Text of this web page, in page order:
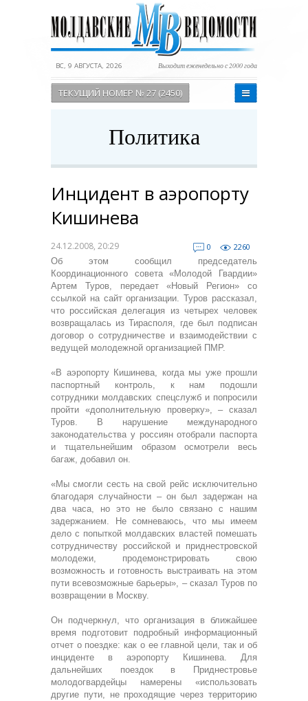
ВС, 9 АВГУСТА, 2026 Выходит еженедельно с 2000 года
ТЕКУЩИЙ НОМЕР № 27 (2450)
Политика
Инцидент в аэропорту
Кишинева
24.12.2008, 20:29 0
2260
Об этом сообщил председатель
Координационного совета «Молодой Гвардии»
Артем Туров, передает «Новый Регион» со
ссылкой на сайт организации. Туров рассказал,
что российская делегация из четырех человек
возвращалась из Тирасполя, где был подписан
договор о сотрудничестве и взаимодействии с
ведущей молодежной организацией ПМР.
«В аэропорту Кишинева, когда мы уже прошли
паспортный контроль, к нам подошли
сотрудники молдавских спецслужб и попросили
пройти «дополнительную проверку», – сказал
Туров. В нарушение международного
законодательства у россиян отобрали паспорта
и тщательнейшим образом осмотрели весь
багаж, добавил он.
«Мы смогли сесть на свой рейс исключительно
благодаря случайности – он был задержан на
два часа, но это не было связано с нашим
задержанием. Не сомневаюсь, что мы имеем
дело с попыткой молдавских властей помешать
сотрудничеству российской и приднестровской
молодежи, продемонстрировать свою
возможность и готовность выстраивать на этом
пути всевозможные барьеры», – сказал Туров по
возвращении в Москву.
Он подчеркнул, что организация в ближайшее
время подготовит подробный информационный
отчет о поездке: как о ее главной цели, так и об
инциденте в аэропорту Кишинева. Для
дальнейших поездок в Приднестровье
молодогвардейцы намерены «использовать
другие пути, не проходящие через территорию